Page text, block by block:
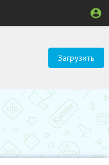
Загрузить